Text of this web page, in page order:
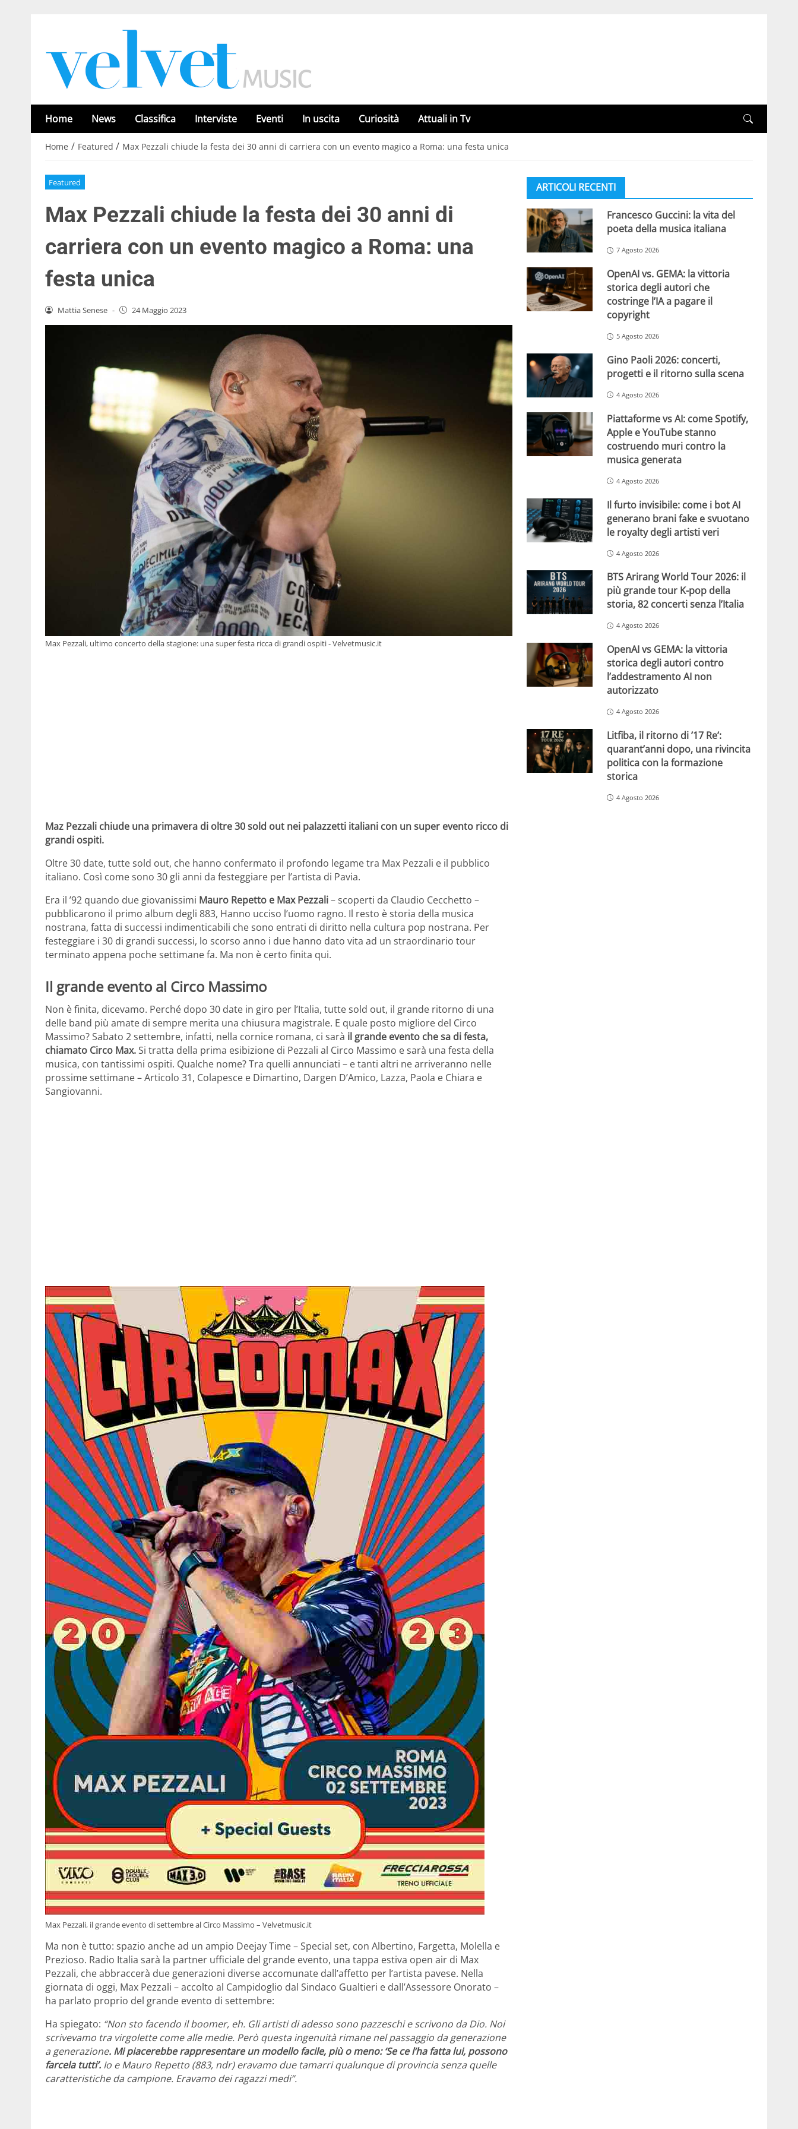
Home News Classifica Interviste Eventi In uscita Curiosità Attuali in Tv
Home / Featured / Max Pezzali chiude la festa dei 30 anni di carriera con un evento magico a Roma: una festa unica
Featured
Max Pezzali chiude la festa dei 30 anni di
carriera con un evento magico a Roma: una
festa unica
Mattia Senese - 24 Maggio 2023
Max Pezzali, ultimo concerto della stagione: una super festa ricca di grandi ospiti - Velvetmusic.it
Maz Pezzali chiude una primavera di oltre 30 sold out nei palazzetti italiani con un super evento ricco di
grandi ospiti.
Oltre 30 date, tutte sold out, che hanno confermato il profondo legame tra Max Pezzali e il pubblico
italiano. Così come sono 30 gli anni da festeggiare per l’artista di Pavia.
Era il ’92 quando due giovanissimi Mauro Repetto e Max Pezzali– scoperti da Claudio Cecchetto –
pubblicarono il primo album degli 883, Hanno ucciso l’uomo ragno. Il resto è storia della musica
nostrana, fatta di successi indimenticabili che sono entrati di diritto nella cultura pop nostrana. Per
festeggiare i 30 di grandi successi, lo scorso anno i due hanno dato vita ad un straordinario tour
terminato appena poche settimane fa. Ma non è certo finita qui.
Il grande evento al Circo Massimo
Non è finita, dicevamo. Perché dopo 30 date in giro per l’Italia, tutte sold out, il grande ritorno di una
delle band più amate di sempre merita una chiusura magistrale. E quale posto migliore del Circo
Massimo? Sabato 2 settembre, infatti, nella cornice romana, ci sarà il grande evento che sa di festa,
chiamato Circo Max.Si tratta della prima esibizione di Pezzali al Circo Massimo e sarà una festa della
musica, con tantissimi ospiti. Qualche nome? Tra quelli annunciati – e tanti altri ne arriveranno nelle
prossime settimane – Articolo 31, Colapesce e Dimartino, Dargen D’Amico, Lazza, Paola e Chiara e
Sangiovanni.
Max Pezzali, il grande evento di settembre al Circo Massimo – Velvetmusic.it
Ma non è tutto: spazio anche ad un ampio Deejay Time – Special set, con Albertino, Fargetta, Molella e
Prezioso. Radio Italia sarà la partner ufficiale del grande evento, una tappa estiva open air di Max
Pezzali, che abbraccerà due generazioni diverse accomunate dall’affetto per l’artista pavese. Nella
giornata di oggi, Max Pezzali – accolto al Campidoglio dal Sindaco Gualtieri e dall’Assessore Onorato –
ha parlato proprio del grande evento di settembre:
Ha spiegato: “Non sto facendo il boomer, eh. Gli artisti di adesso sono pazzeschi e scrivono da Dio. Noi
scrivevamo tra virgolette come alle medie. Però questa ingenuità rimane nel passaggio da generazione
a generazione. Mi piacerebbe rappresentare un modello facile, più o meno: ‘Se ce l’ha fatta lui, possono
farcela tutti’. Io e Mauro Repetto (883, ndr) eravamo due tamarri qualunque di provincia senza quelle
caratteristiche da campione. Eravamo dei ragazzi medi”.
ARTICOLI RECENTI
Francesco Guccini: la vita del
poeta della musica italiana
7 Agosto 2026
OpenAI vs. GEMA: la vittoria
storica degli autori che
costringe l’IA a pagare il
copyright
5 Agosto 2026
Gino Paoli 2026: concerti,
progetti e il ritorno sulla scena
4 Agosto 2026
Piattaforme vs AI: come Spotify,
Apple e YouTube stanno
costruendo muri contro la
musica generata
4 Agosto 2026
Il furto invisibile: come i bot AI
generano brani fake e svuotano
le royalty degli artisti veri
4 Agosto 2026
BTS Arirang World Tour 2026: il
più grande tour K-pop della
storia, 82 concerti senza l’Italia
4 Agosto 2026
OpenAI vs GEMA: la vittoria
storica degli autori contro
l’addestramento AI non
autorizzato
4 Agosto 2026
Litfiba, il ritorno di ’17 Re’:
quarant’anni dopo, una rivincita
politica con la formazione
storica
4 Agosto 2026